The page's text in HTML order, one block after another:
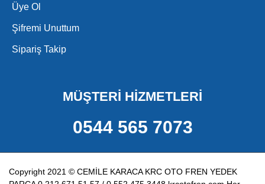
Üye Ol
Şifremi Unuttum
Sipariş Takip
MÜŞTERİ HİZMETLERİ
0544 565 7073
Copyright 2021 © CEMİLE KARACA KRC OTO FREN YEDEK